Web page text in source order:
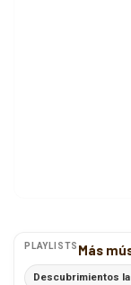
PLAYLISTS Más
Descubrimientos